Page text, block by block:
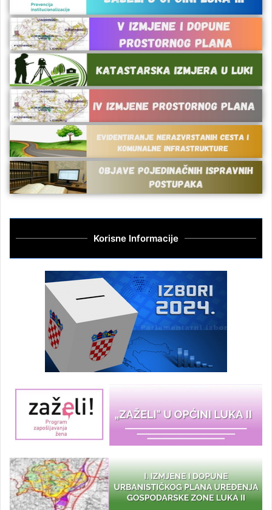
Korisne Informacije